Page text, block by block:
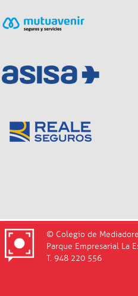
© Colegio de
Parque Empresarial La
T. 948 220 556